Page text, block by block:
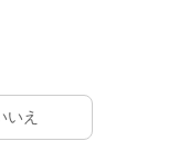
いえ